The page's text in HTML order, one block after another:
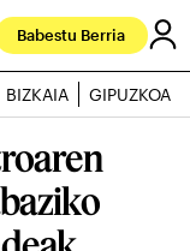
Babestu Berria
BIZKAIA GIPUZKOA